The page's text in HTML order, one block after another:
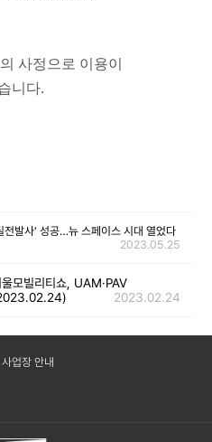
사정으로 이용이
니다.
전발사' 성공…뉴 스페이스 시대 열었다
2023.05.25
모빌리티쇼, UAM·PAV
2023.02.24
사업장 안내